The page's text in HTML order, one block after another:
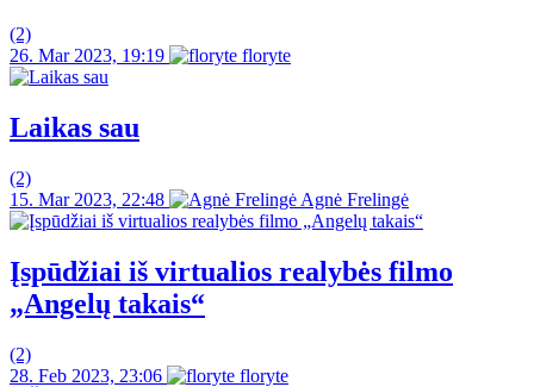
(2)
26. Mar 2023, 19:19
floryte
Laikas sau
(2)
15. Mar 2023, 22:48
Agnė Frelingė
Įspūdžiai iš virtualios realybės filmo
„Angelų takais“
(2)
28. Feb 2023, 23:06
floryte